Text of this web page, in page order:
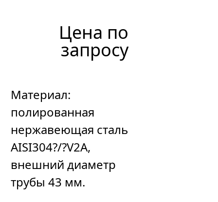
Цена по
запросу
Материал:
полированная
нержавеющая сталь
AISI304?/?V2A,
внешний диаметр
трубы 43 мм.